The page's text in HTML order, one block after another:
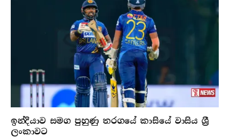
ඉන්දියාව සමග පුහුණු තරගයේ කාසියේ වාසිය ශ්‍රී
ලංකාවට